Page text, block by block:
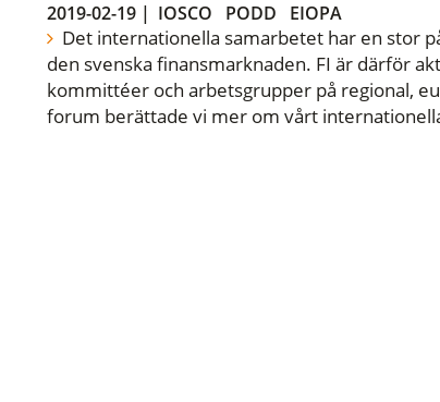
2019-02-19| IOSCO PODD EIOPA
Det internationella samarbetet har en stor
den svenska finansmarknaden. FI är därför
kommittéer och arbetsgrupper på regional,
forum berättade vi mer om vårt